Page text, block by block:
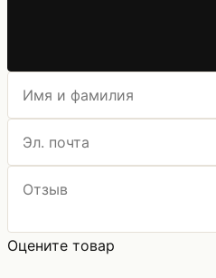
Оцените товар